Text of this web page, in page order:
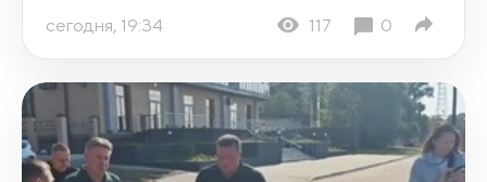
сегодня, 19:34 117 0